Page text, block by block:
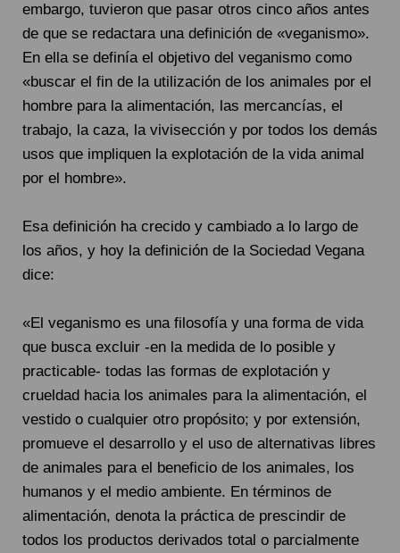
embargo, tuvieron que pasar otros cinco años antes
de que se redactara una definición de «veganismo».
En ella se definía el objetivo del veganismo como
«buscar el fin de la utilización de los animales por el
hombre para la alimentación, las mercancías, el
trabajo, la caza, la vivisección y por todos los demás
usos que impliquen la explotación de la vida animal
por el hombre».
Esa definición ha crecido y cambiado a lo largo de
los años, y hoy la definición de la Sociedad Vegana
dice:
«El veganismo es una filosofía y una forma de vida
que busca excluir -en la medida de lo posible y
practicable- todas las formas de explotación y
crueldad hacia los animales para la alimentación, el
vestido o cualquier otro propósito; y por extensión,
promueve el desarrollo y el uso de alternativas libres
de animales para el beneficio de los animales, los
humanos y el medio ambiente. En términos de
alimentación, denota la práctica de prescindir de
todos los productos derivados total o parcialmente